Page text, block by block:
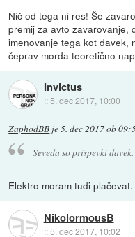
Nič od tega ni res! Še
premij za avto zavarovanje,
imenovanje tega kot davek,
čeprav morda teoretično
Invictus
:: 5. dec 2017, 10:00
ZaphodBB je5. dec 2017 ob
Seveda so prispevki
Elektro moram tudi
NikolormousB
::5. dec 2017, 10:02